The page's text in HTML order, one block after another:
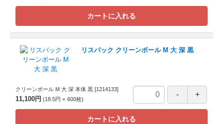
カートに入れる
リスパック クリーンボール M 大 深 黒
クリーンボール M 大 深 本体 黒 [1214133]
11,100円 18.5円 600枚
カートに入れる